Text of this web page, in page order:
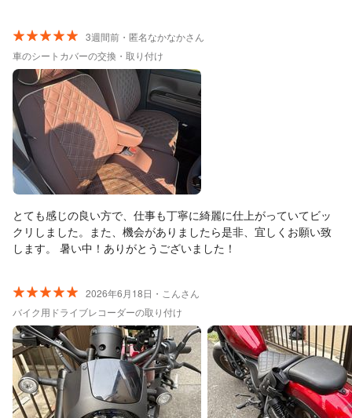
め、なんとディーラーまで行き購入してきてくださったそうで
す。 この対応には本当に感動しました。 仕上がりも完璧で非常に
満足です。サトウズさんに依頼して良かったです。本当にありが
とうございました。
3週間前・匿名なかなかさん
車のシートカバーの交換・取り付け
とても感じの良い方で、仕事も丁寧に綺麗に仕上がっていてビッ
クリしました。また、機会がありましたら是非、宜しくお願い致
します。 暑い中！ありがとうございました！
2026年6月18日・こんさん
バイク用ドライブレコーダーの取り付け